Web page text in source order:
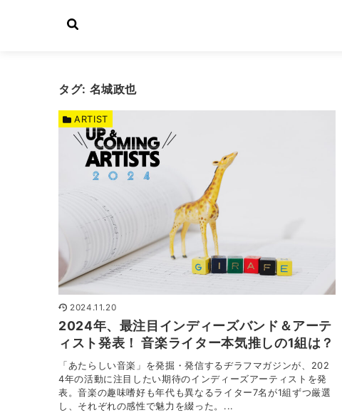
タグ: 名城政也
2024.11.20
2024年、最注目インディーズバンド＆アーテ
ィスト発表！ 音楽ライター本気推しの1組は？
「あたらしい音楽」を発掘・発信するヂラフマガジンが、202
4年の活動に注目したい期待のインディーズアーティストを発
表。音楽の趣味嗜好も年代も異なるライター7名が1組ずつ厳選
し、それぞれの感性で魅力を綴った。...
ARTIST